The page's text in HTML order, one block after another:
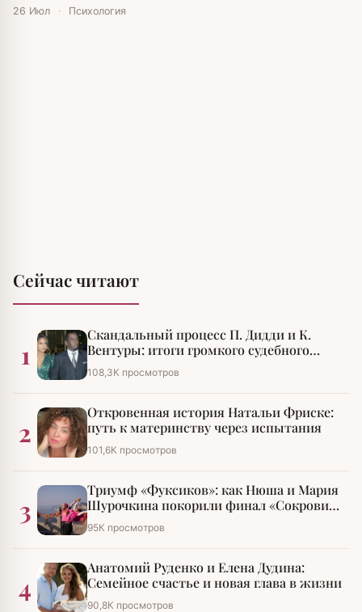
26 Июл · Психология
Сейчас читают
1
Скандальный процесс П. Дидди и К.
Вентуры: итоги громкого судебного
разбирательства
108,3К просмотров
2
Откровенная история Натальи Фриске:
путь к материнству через испытания
101,6К просмотров
3
Триумф «Фуксиков»: как Нюша и Мария
Шурочкина покорили финал «Сокровищ
императора»
95К просмотров
4
Анатомий Руденко и Елена Дудина:
Семейное счастье и новая глава в жизни
90,8К просмотров